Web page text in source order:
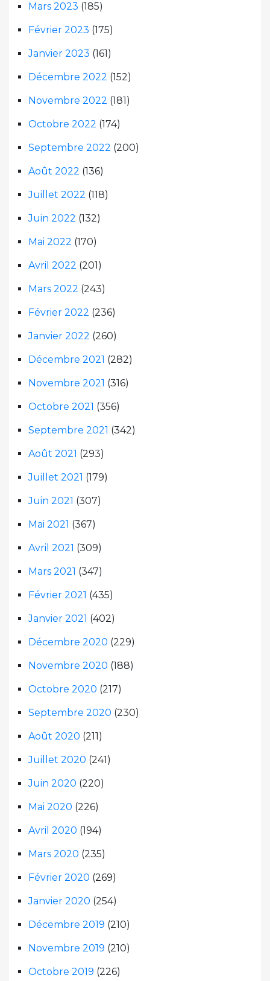
Mars 2023 (185)
Février 2023 (175)
Janvier 2023 (161)
Décembre 2022 (152)
Novembre 2022 (181)
Octobre 2022 (174)
Septembre 2022 (200)
Août 2022 (136)
Juillet 2022 (118)
Juin 2022 (132)
Mai 2022 (170)
Avril 2022 (201)
Mars 2022 (243)
Février 2022 (236)
Janvier 2022 (260)
Décembre 2021 (282)
Novembre 2021 (316)
Octobre 2021 (356)
Septembre 2021 (342)
Août 2021 (293)
Juillet 2021 (179)
Juin 2021 (307)
Mai 2021 (367)
Avril 2021 (309)
Mars 2021 (347)
Février 2021 (435)
Janvier 2021 (402)
Décembre 2020 (229)
Novembre 2020 (188)
Octobre 2020 (217)
Septembre 2020 (230)
Août 2020 (211)
Juillet 2020 (241)
Juin 2020 (220)
Mai 2020 (226)
Avril 2020 (194)
Mars 2020 (235)
Février 2020 (269)
Janvier 2020 (254)
Décembre 2019 (210)
Novembre 2019 (210)
Octobre 2019 (226)